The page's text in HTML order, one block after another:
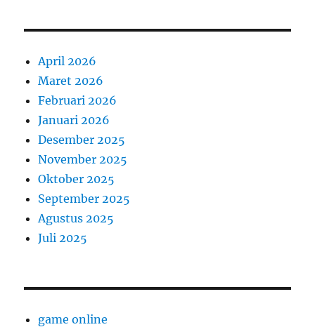
April 2026
Maret 2026
Februari 2026
Januari 2026
Desember 2025
November 2025
Oktober 2025
September 2025
Agustus 2025
Juli 2025
game online